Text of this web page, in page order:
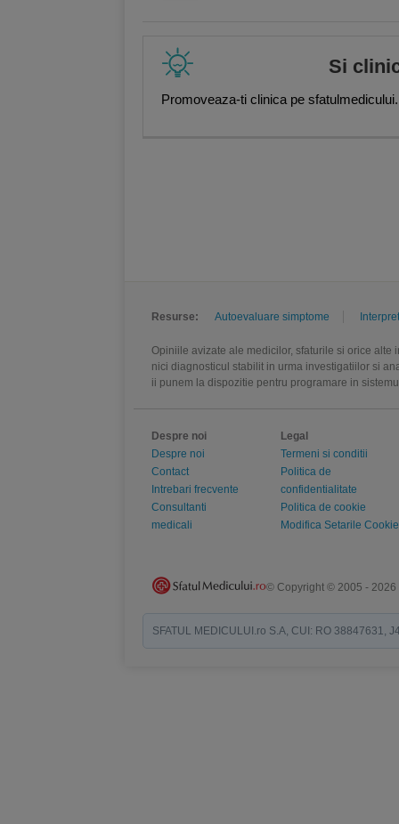
Si
Promoveaza-ti clinica pe
Resurse: Autoevaluare simptome
Opiniile avizate ale medicilor, sfaturile si orice
nici diagnosticul stabilit in urma investigatiilor si
ii punem la dispozitie pentru programare in
Despre noi
Despre noi
Contact
Intrebari frecvente
Consultanti
medicali
Legal
Termeni si conditii
Politica de
confidentialitate
Politica de cookie
Modifica Setarile Cookie
© Copyright © 2005 - 2026
SFATUL MEDICULUI.ro S.A, CUI: RO 38847631,